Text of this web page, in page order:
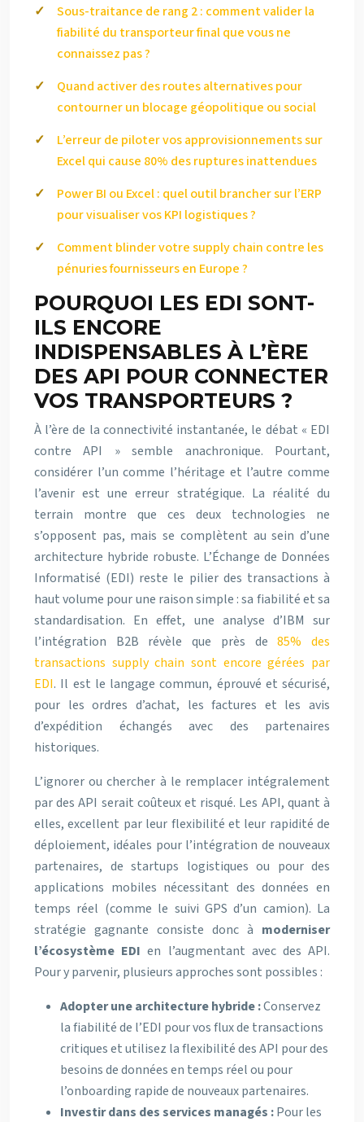
Sous-traitance de rang 2 : comment valider la
fiabilité du transporteur final que vous ne
connaissez pas ?
Quand activer des routes alternatives pour
contourner un blocage géopolitique ou social
L’erreur de piloter vos approvisionnements sur
Excel qui cause 80% des ruptures inattendues
Power BI ou Excel : quel outil brancher sur l’ERP
pour visualiser vos KPI logistiques ?
Comment blinder votre supply chain contre les
pénuries fournisseurs en Europe ?
POURQUOI LES EDI SONT-
ILS ENCORE
INDISPENSABLES À L’ÈRE
DES API POUR CONNECTER
VOS TRANSPORTEURS ?
À l’ère de la connectivité instantanée, le débat « EDI
contre API » semble anachronique. Pourtant,
considérer l’un comme l’héritage et l’autre comme
l’avenir est une erreur stratégique. La réalité du
terrain montre que ces deux technologies ne
s’opposent pas, mais se complètent au sein d’une
architecture hybride robuste. L’Échange de Données
Informatisé (EDI) reste le pilier des transactions à
haut volume pour une raison simple : sa fiabilité et sa
standardisation. En effet, une analyse d’IBM sur
l’intégration B2B révèle que près de85% des
transactions supply chain sont encore gérées par
EDI. Il est le langage commun, éprouvé et sécurisé,
pour les ordres d’achat, les factures et les avis
d’expédition échangés avec des partenaires
historiques.
L’ignorer ou chercher à le remplacer intégralement
par des API serait coûteux et risqué. Les API, quant à
elles, excellent par leur flexibilité et leur rapidité de
déploiement, idéales pour l’intégration de nouveaux
partenaires, de startups logistiques ou pour des
applications mobiles nécessitant des données en
temps réel (comme le suivi GPS d’un camion). La
stratégie gagnante consiste donc à moderniser
l’écosystème EDI en l’augmentant avec des API.
Pour y parvenir, plusieurs approches sont possibles :
Adopter une architecture hybride :Conservez
la fiabilité de l’EDI pour vos flux de transactions
critiques et utilisez la flexibilité des API pour des
besoins de données en temps réel ou pour
l’onboarding rapide de nouveaux partenaires.
Investir dans des services managés :Pour les